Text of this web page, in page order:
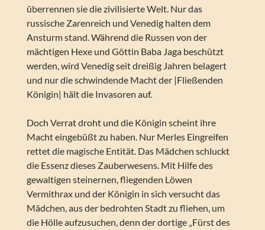
überrennen sie die zivilisierte Welt. Nur das
russische Zarenreich und Venedig halten dem
Ansturm stand. Während die Russen von der
mächtigen Hexe und Göttin Baba Jaga beschützt
werden, wird Venedig seit dreißig Jahren belagert
und nur die schwindende Macht der |Fließenden
Königin| hält die Invasoren auf.
Doch Verrat droht und die Königin scheint ihre
Macht eingebüßt zu haben. Nur Merles Eingreifen
rettet die magische Entität. Das Mädchen schluckt
die Essenz dieses Zauberwesens. Mit Hilfe des
gewaltigen steinernen, fliegenden Löwen
Vermithrax und der Königin in sich versucht das
Mädchen, aus der bedrohten Stadt zu fliehen, um
die Hölle aufzusuchen, denn der dortige „Fürst des